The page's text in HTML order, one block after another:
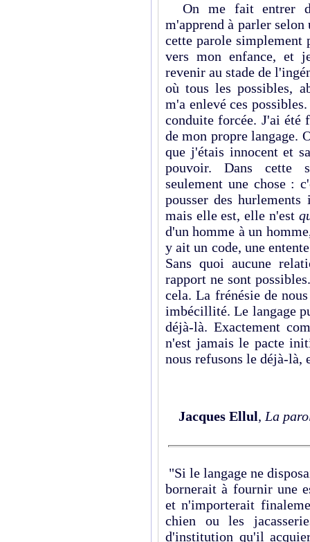
On me fait entrer
m'apprend à parler selon
cette parole simplement
vers mon enfance, et
revenir au stade de
où tous les possibles,
m'a enlevé ces
conduite forcée. J'ai été
de mon propre langage.
que j'étais innocent et
pouvoir. Dans cette
seulement une chose :
pousser des
mais elle est, elle n'est
d'un homme à un
y ait un code, une
Sans quoi aucune
rapport ne sont
cela. La frénésie de
imbécillité. Le langage
déjà-là. Exactement
n'est jamais le pacte
nous refusons le déjà-là,
Jacques Ellul, La
"Si le langage ne
bornerait à fournir une
et n'importerait
chien ou les
d'institution qu'il